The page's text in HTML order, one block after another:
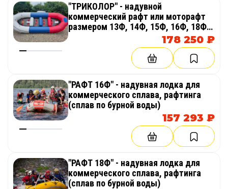
"ТРИКОЛОР" - надувной
коммерческий рафт или моторафт
размером 13Ф, 14Ф, 15Ф, 16Ф, 18Ф,
20Ф для сплава, рафтинга, рыбалки,
178 250 ₽
"РАФТ 16Ф" - надувная лодка для
коммерческого сплава, рафтинга
(сплав по бурной воды)
157 293 ₽
"РАФТ 18Ф" - надувная лодка для
коммерческого сплава, рафтинга
(сплав по бурной воды)